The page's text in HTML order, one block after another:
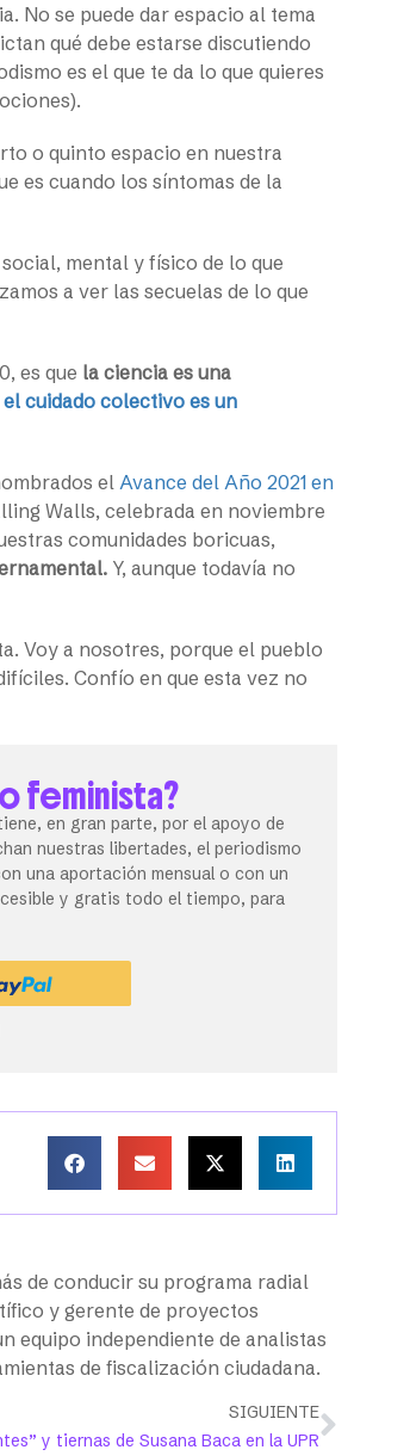
No se puede dar espacio al tema
qué debe estarse discutiendo
es el que te da lo que quieres
o quinto espacio en nuestra
es cuando los síntomas de la
mental y físico de lo que
a ver las secuelas de lo que
es que la ciencia es una
el cuidado colectivo es un
el Avance del Año 2021 en
Walls, celebrada en noviembre
comunidades boricuas,
Y, aunque todavía no
Voy a nosotres, porque el pueblo
Confío en que esta vez no
feminista?
en gran parte, por el apoyo de
nuestras libertades, el periodismo
una aportación mensual o con un
y gratis todo el tiempo, para
de conducir su programa radial
y gerente de proyectos
equipo independiente de analistas
de fiscalización ciudadana.
SIGUIENTE
y tiernas de Susana Baca en la UPR